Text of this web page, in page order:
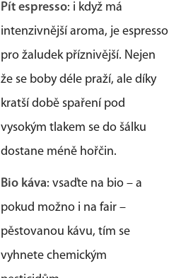
Pít espresso: i když má
intenzivnější aroma, je espresso
pro žaludek příznivější. Nejen
že se boby déle praží, ale díky
kratší době spaření pod
vysokým tlakem se do šálku
dostane méně hořčin.
Bio káva: vsaďte na bio – a
pokud možno i na fair –
pěstovanou kávu, tím se
vyhnete chemickým